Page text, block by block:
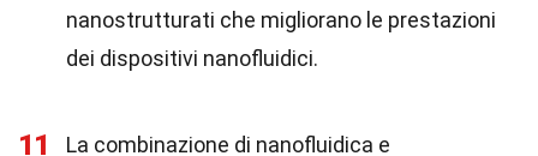
nanostrutturati che migliorano le prestazioni
dei dispositivi nanofluidici.
11
La combinazione di nanofluidica e